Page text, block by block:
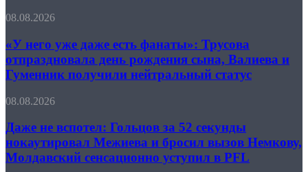
Мельниковой
Листуновой
для
участия
в
по
гимнастике
«У
уже
даже
есть
фанаты»:
отпраздновала
рождения
сына,
Валиева
и
08.08.2026
«У него уже даже есть фанаты»: Трусова
отпраздновала день рождения сына, Валиева и
Гуменник получили нейтральный статус
Даже
вспотел:
Гольцов
за
52
08.08.2026
Даже не вспотел: Гольцов за 52 секунды
нокаутировал Межиева и бросил вызов Немкову,
Молдавский сенсационно уступил в PFL